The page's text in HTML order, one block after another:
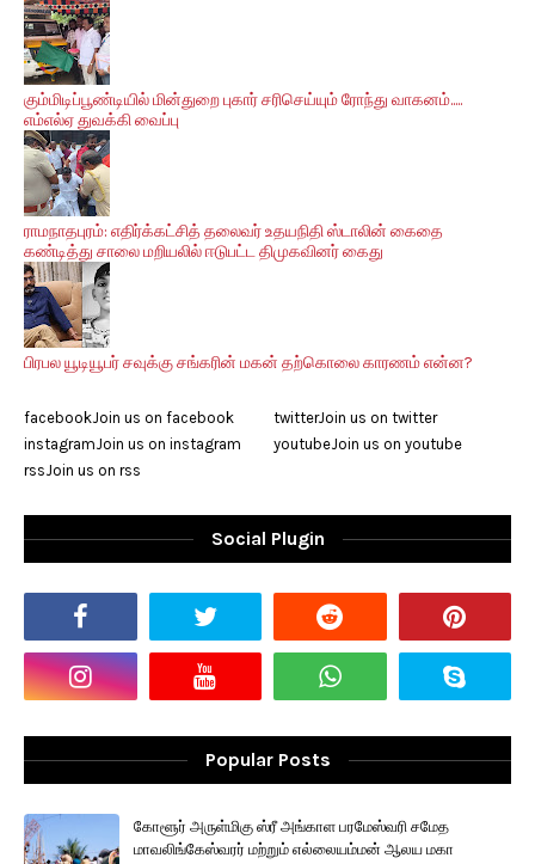
கும்மிடிப்பூண்டியில் மின்துறை புகார் சரிசெய்யும் ரோந்து வாகனம்.....
எம்எல்ஏ துவக்கி வைப்பு
ராமநாதபுரம்: எதிர்க்கட்சித் தலைவர் உதயநிதி ஸ்டாலின் கைதை
கண்டித்து சாலை மறியலில் ஈடுபட்ட திமுகவினர் கைது
பிரபல யூடியூபர் சவுக்கு சங்கரின் மகன் தற்கொலை காரணம் என்ன?
facebookJoin us on facebook twitterJoin us on twitter
instagramJoin us on instagram youtubeJoin us on youtube
rssJoin us on rss
Social Plugin
Popular Posts
கோளூர் அருள்மிகு ஸ்ரீ அங்காள பரமேஸ்வரி சமேத
மாவலிங்கேஸ்வரர் மற்றும் எல்லையம்மன் ஆலய மகா